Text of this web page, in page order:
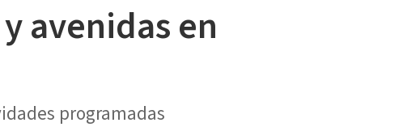
avenidas en
programadas